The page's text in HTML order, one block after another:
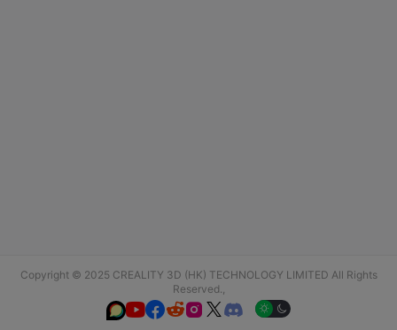
Copyright © 2025 CREALITY 3D (HK) TECHNOLOGY LIMITED All Rights
Reserved.,
  